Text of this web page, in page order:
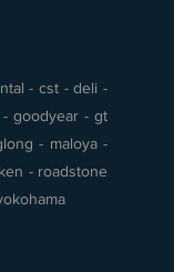
- cst - deli -
goodyear - gt
- maloya -
- roadstone